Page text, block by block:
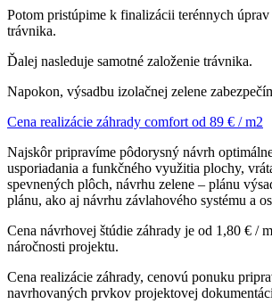
Potom pristúpime k finalizácii terénnych
trávnika.
Ďalej nasleduje samotné založenie trávnika.
Napokon, výsadbu izolačnej zelene
Cena realizácie záhrady comfort od 89 € / m2
Najskôr pripravíme pôdorysný návrh
usporiadania a funkčného využitia plochy,
spevnených plôch, návrhu zelene – plánu
plánu, ako aj návrhu závlahového systému a
Cena návrhovej štúdie záhrady je od 1,80 € /
náročnosti projektu.
Cena realizácie záhrady, cenovú ponuku
navrhovaných prvkov projektovej